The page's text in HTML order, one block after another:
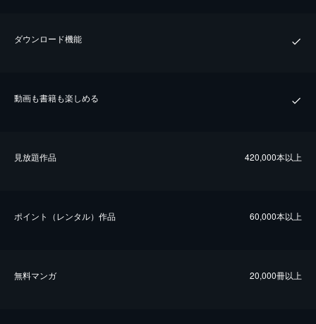
ダウンロード機能
動画も書籍も楽しめる
⾒放題作品 420,000本以上
ポイント（レンタル）作品 60,000本以上
無料マンガ 20,000冊以上